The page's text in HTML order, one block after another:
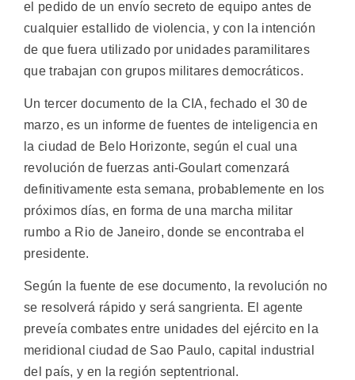
el pedido de un envío secreto de equipo antes de
cualquier estallido de violencia, y con la intención
de que fuera utilizado por unidades paramilitares
que trabajan con grupos militares democráticos.
Un tercer documento de la CIA, fechado el 30 de
marzo, es un informe de fuentes de inteligencia en
la ciudad de Belo Horizonte, según el cual una
revolución de fuerzas anti-Goulart comenzará
definitivamente esta semana, probablemente en los
próximos días, en forma de una marcha militar
rumbo a Rio de Janeiro, donde se encontraba el
presidente.
Según la fuente de ese documento, la revolución no
se resolverá rápido y será sangrienta. El agente
preveía combates entre unidades del ejército en la
meridional ciudad de Sao Paulo, capital industrial
del país, y en la región septentrional.